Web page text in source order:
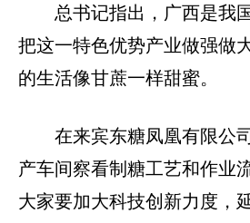
总书记指出，广西是我
把这一特色优势产业做强做
的生活像甘蔗一样甜蜜。
在来宾东糖凤凰有限公
产车间察看制糖工艺和作业
大家要加大科技创新力度，